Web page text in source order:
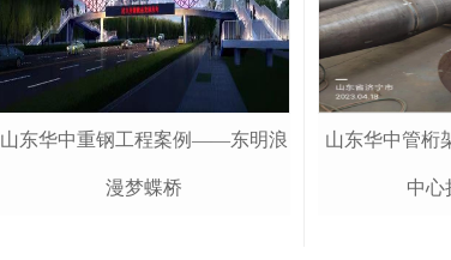
山东华中重钢工程案例——东明浪
漫梦蝶桥
山东华中管桁
中心